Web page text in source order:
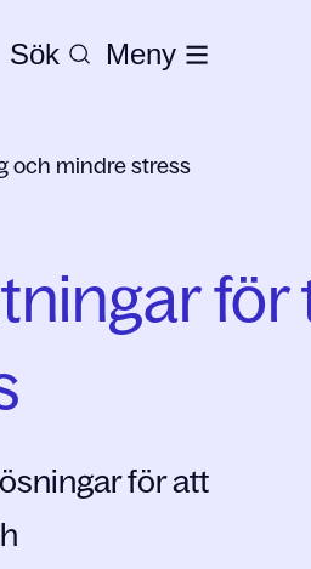
Sök Meny
och mindre stress
för
för att